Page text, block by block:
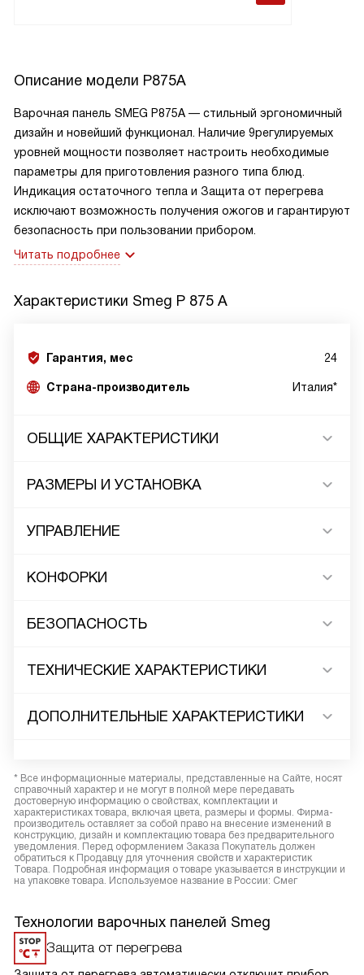
Описание модели P875A
Варочная панель SMEG P875A — стильный эргономичный
дизайн и новейший функционал. Наличие 9регулируемых
уровней мощности позволяет настроить необходимые
параметры для приготовления разного типа блюд.
Индикация остаточного тепла и Защита от перегрева
исключают возможность получения ожогов и гарантируют
безопасность при пользовании прибором.
Читать подробнее
Характеристики Smeg P 875 A
Гарантия, мес 24
Страна-производитель Италия*
ОБЩИЕ ХАРАКТЕРИСТИКИ
РАЗМЕРЫ И УСТАНОВКА
УПРАВЛЕНИЕ
КОНФОРКИ
БЕЗОПАСНОСТЬ
ТЕХНИЧЕСКИЕ ХАРАКТЕРИСТИКИ
ДОПОЛНИТЕЛЬНЫЕ ХАРАКТЕРИСТИКИ
* Все информационные материалы, представленные на Сайте, носят
справочный характер и не могут в полной мере передавать
достоверную информацию о свойствах, комплектации и
характеристиках товара, включая цвета, размеры и формы. Фирма-
производитель оставляет за собой право на внесение изменений в
конструкцию, дизайн и комплектацию товара без предварительного
уведомления. Перед оформлением Заказа Покупатель должен
обратиться к Продавцу для уточнения свойств и характеристик
Товара. Подробная информация о товаре указывается в инструкции и
на упаковке товара. Используемое название в России: Смег
Технологии варочных панелей Smeg
Защита от перегрева